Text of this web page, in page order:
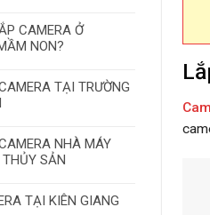
CAMERA Ở
NON?
TẠI TRƯỜNG
NHÀ MÁY
SẢN
TẠI KIÊN GIANG